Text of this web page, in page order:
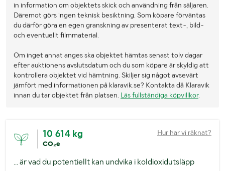
in information om objektets skick och användning från säljaren.
Däremot görs ingen teknisk besiktning. Som köpare förväntas
du därför göra en egen granskning av presenterat text-, bild-
och eventuellt filmmaterial.
Om inget annat anges ska objektet hämtas senast tolv dagar
efter auktionens avslutsdatum och du som köpare är skyldig att
kontrollera objektet vid hämtning. Skiljer sig något avsevärt
jämfört med informationen på klaravik.se? Kontakta då Klaravik
innan du tar objektet från platsen. Läs fullständiga köpvillkor.
10 614 kg
CO₂e
Hur har vi räknat?
... är vad du potentiellt kan undvika i koldioxidutsläpp